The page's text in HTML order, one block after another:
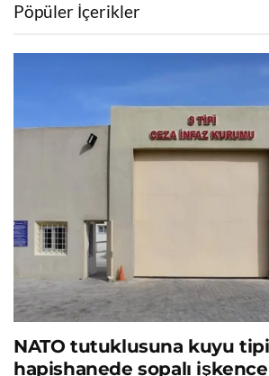
Pöpüler İçerikler
NATO tutuklusuna kuyu tipi
hapishanede sopalı